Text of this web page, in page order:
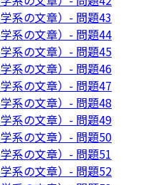
系の文章）- 問題43
系の文章）- 問題44
系の文章）- 問題45
系の文章）- 問題46
系の文章）- 問題47
系の文章）- 問題48
系の文章）- 問題49
系の文章）- 問題50
系の文章）- 問題51
系の文章）- 問題52